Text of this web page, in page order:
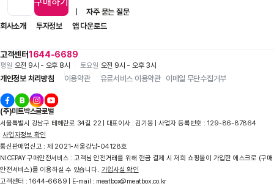
고객센터1644-6689
평일 오전 9시 - 오후 8시 토요일 오전 9시 - 오후 3시
입점 제휴 문의 1:1 문의
자주 묻는 질문
회사소개
투자정보 앱 다운로드
개인정보 처리방침 이용약관 유료서비스 이용약관 이메일 무단수집거부
(주)미트박스글로벌
서울특별시 강남구 테헤란로 34길 22 | 대표이사 : 김기봉 | 사업자 등록번호 : 129-86-87864
사업자정보 확인
통신판매업신고 : 제 2021-서울강남-04128호
NICEPAY 구매안전서비스 : 고객님 안전거래를 위해 현금 결제 시 저희 쇼핑몰이 가입한 에스크로 (구매
안전서비스)를 이용하실 수 있습니다. 가입사실 확인
고객센터 : 1644-6689 | E-mail : meatbox@meatbox.co.kr